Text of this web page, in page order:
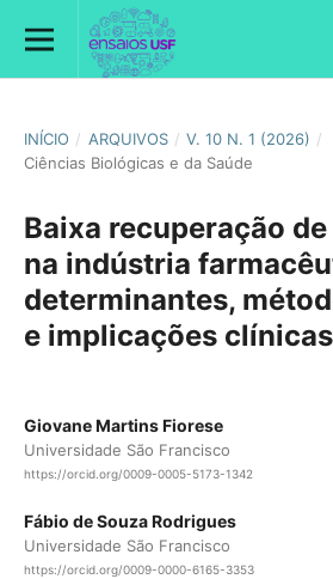
INÍCIO / ARQUIVOS / V. 10 N. 1 (2026) /
Ciências Biológicas e da Saúde
Baixa recuperação
na indústria
determinantes,
e implicações clínicas
Giovane Martins Fiorese
Universidade São Francisco
https://orcid.org/0009-0005-5173-1342
Fábio de Souza Rodrigues
Universidade São Francisco
https://orcid.org/0009-0000-6165-3353